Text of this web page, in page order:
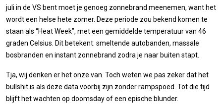
juli in de VS bent moet je genoeg zonnebrand meenemen, want het
wordt een helse hete zomer. Deze periode zou bekend komen te
staan als “Heat Week”, met een gemiddelde temperatuur van 46
graden Celsius. Dit betekent: smeltende autobanden, massale
bosbranden en instant zonnebrand zodra je naar buiten stapt.
Tja, wij denken er het onze van. Toch weten we pas zeker dat het
bullshit is als deze data voorbij zijn zonder rampspoed. Tot die tijd
blijft het wachten op doomsday of een epische blunder.